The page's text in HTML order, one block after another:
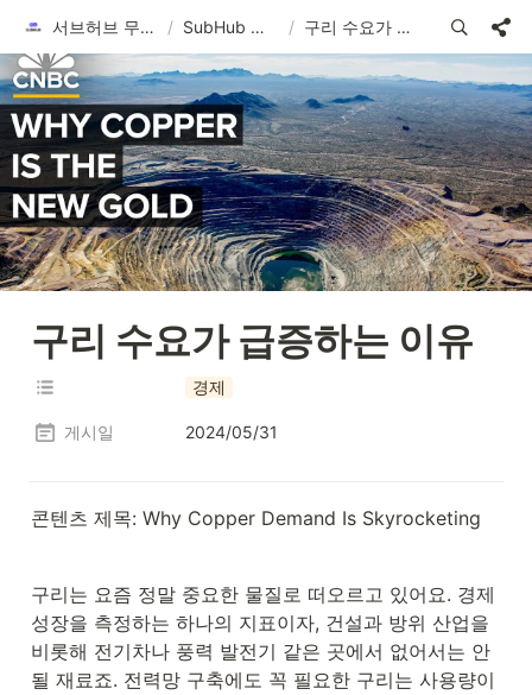
서브허브 무료 유튜브 자막 체험 / SubHub 번역 콘텐츠 / 구리 수요가 급증하는 이유
구리 수요가 급증하는 이유
경제
게시일 2024/05/31
콘텐츠 제목: Why Copper Demand Is Skyrocketing
구리는 요즘 정말 중요한 물질로 떠오르고 있어요. 경제
성장을 측정하는 하나의 지표이자, 건설과 방위 산업을
비롯해 전기차나 풍력 발전기 같은 곳에서 없어서는 안
될 재료죠. 전력망 구축에도 꼭 필요한 구리는 사용량이